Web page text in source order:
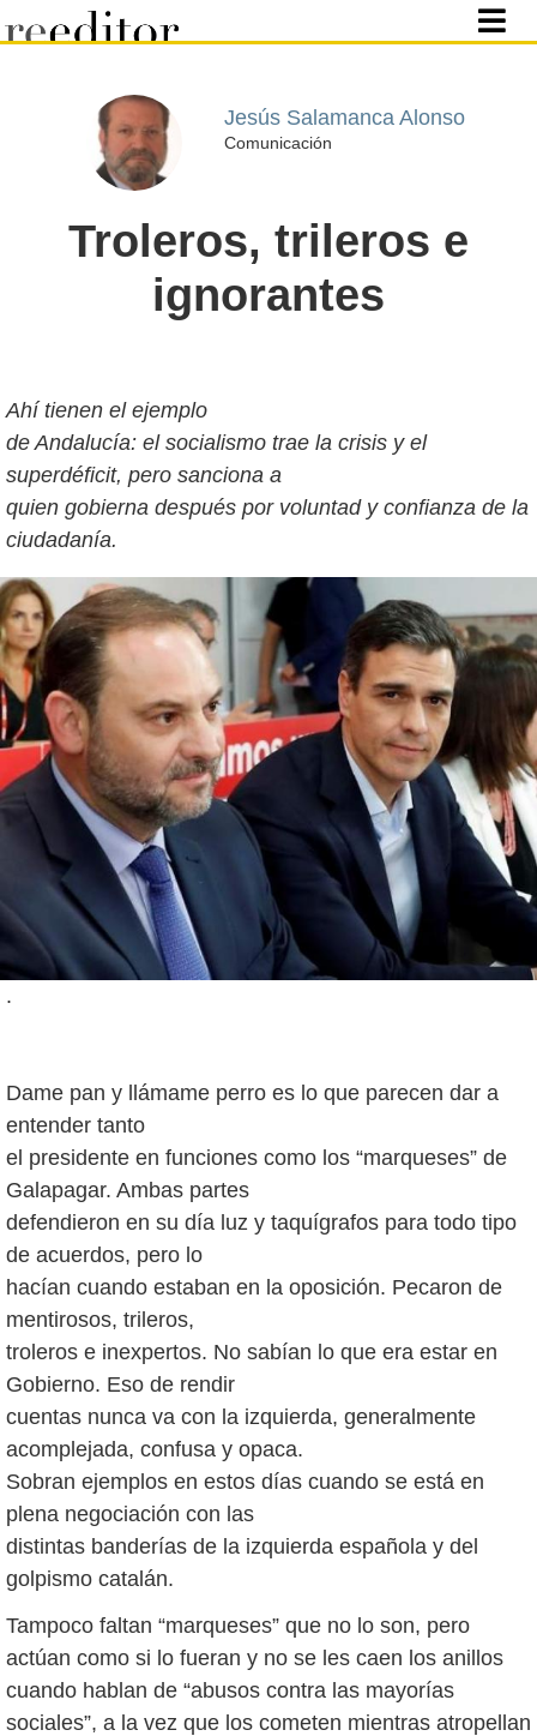
Jesús Salamanca Alonso
Comunicación
Troleros, trileros e
ignorantes
Ahí tienen el ejemplo
de Andalucía: el socialismo trae la crisis y el
superdéficit, pero sanciona a
quien gobierna después por voluntad y confianza de la
ciudadanía.
.
Dame pan y llámame perro es lo que parecen dar a
entender tanto
el presidente en funciones como los “marqueses” de
Galapagar. Ambas partes
defendieron en su día luz y taquígrafos para todo tipo
de acuerdos, pero lo
hacían cuando estaban en la oposición. Pecaron de
mentirosos, trileros,
troleros e inexpertos. No sabían lo que era estar en
Gobierno. Eso de rendir
cuentas nunca va con la izquierda, generalmente
acomplejada, confusa y opaca.
Sobran ejemplos en estos días cuando se está en
plena negociación con las
distintas banderías de la izquierda española y del
golpismo catalán.
Tampoco faltan “marqueses” que no lo son, pero
actúan como si lo fueran y no se les caen los anillos
cuando hablan de “abusos contra las mayorías
sociales”, a la vez que los cometen mientras atropellan